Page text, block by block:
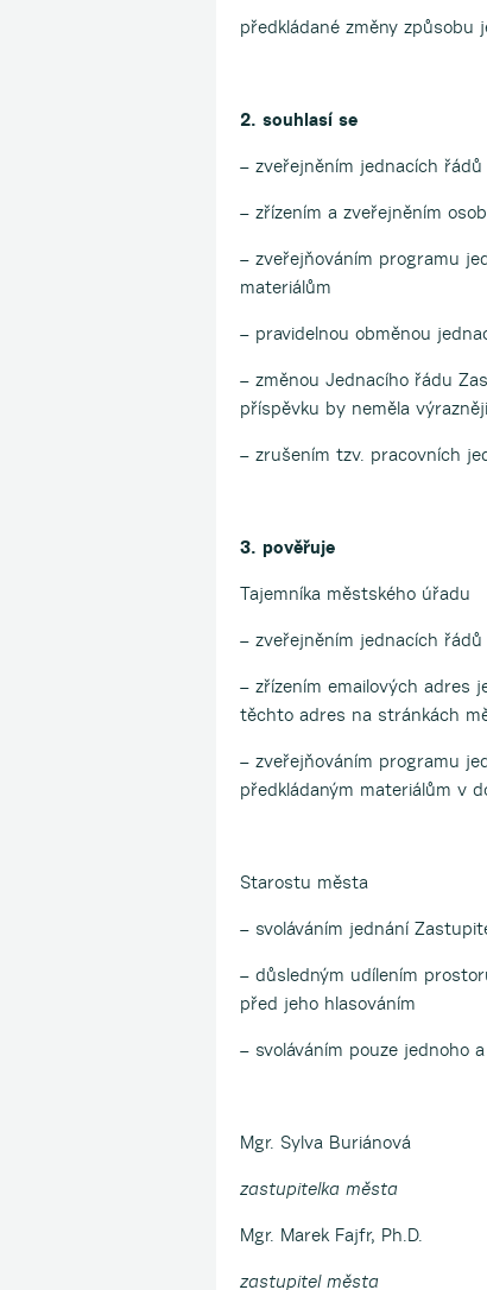
předkládané změny způsobu
2. souhlasí se
– zveřejněním jednacích
– zřízením a zveřejněním
– zveřejňováním programu
materiálům
– pravidelnou obměnou
– změnou Jednacího řádu
příspěvku by neměla
– zrušením tzv. pracovních
3. pověřuje
Tajemníka městského úřadu
– zveřejněním jednacích
– zřízením emailových adres
těchto adres na stránkách
– zveřejňováním programu
předkládaným materiálům v
Starostu města
– svoláváním jednání
– důsledným udílením
před jeho hlasováním
– svoláváním pouze jednoho
Mgr. Sylva Buriánová
zastupitelka města
Mgr. Marek Fajfr, Ph.D.
zastupitel města